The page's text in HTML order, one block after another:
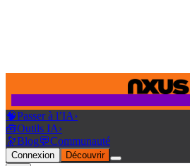
🧠Passer à l’IA›
🧰Outils IA›
🔭Blog💬Communauté
Connexion Découvrir